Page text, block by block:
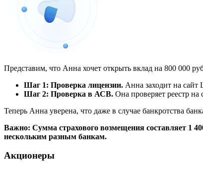
Представим, что Анна хочет открыть вклад на 800 000
Шаг 1: Проверка лицензии. Анна заходит на сайт
Шаг 2: Проверка в АСВ. Она проверяет реестр
Теперь Анна уверена, что даже в случае банкротства
Важно: Сумма страхового возмещения составляет 1
нескольким разным банкам.
Акционеры